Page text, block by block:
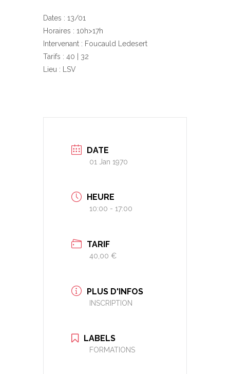
Dates : 13/01
Horaires : 10h>17h
Intervenant : Foucauld Ledesert
Tarifs : 40 | 32
Lieu : LSV
DATE
01 Jan 1970
HEURE
10:00 - 17:00
TARIF
40,00 €
PLUS D'INFOS
INSCRIPTION
LABELS
FORMATIONS